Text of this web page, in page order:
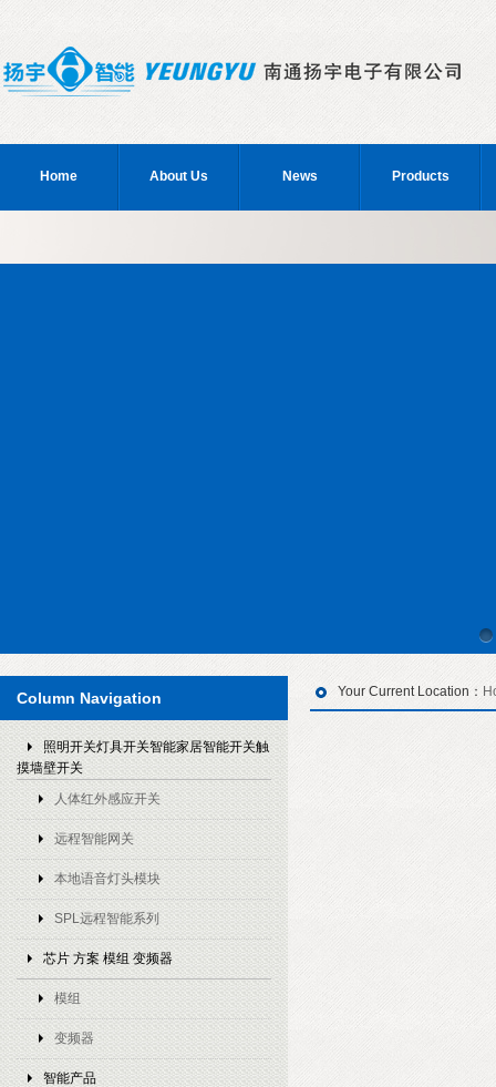
Home About Us News Products
Column Navigation
照明开关灯具开关智能家居智能开关触
摸墙壁开关
人体红外感应开关
远程智能网关
本地语音灯头模块
SPL远程智能系列
芯片 方案 模组 变频器
模组
变频器
智能产品
Your Current Location：